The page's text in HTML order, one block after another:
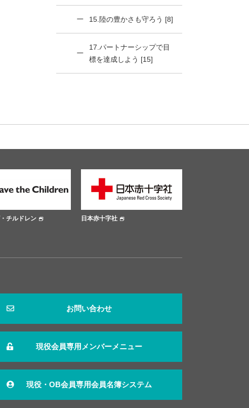
15.陸の豊かさも守ろう [8]
17.パートナーシップで目
標を達成しよう [15]
お問い合わせ
現役会員専用メンバーメニュー
現役・OB会員専用会員名簿システム